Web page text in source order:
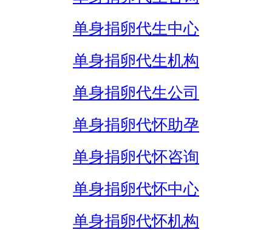
单身捐卵代生中心
单身捐卵代生机构
单身捐卵代生公司
单身捐卵代怀助孕
单身捐卵代怀咨询
单身捐卵代怀中心
单身捐卵代怀机构